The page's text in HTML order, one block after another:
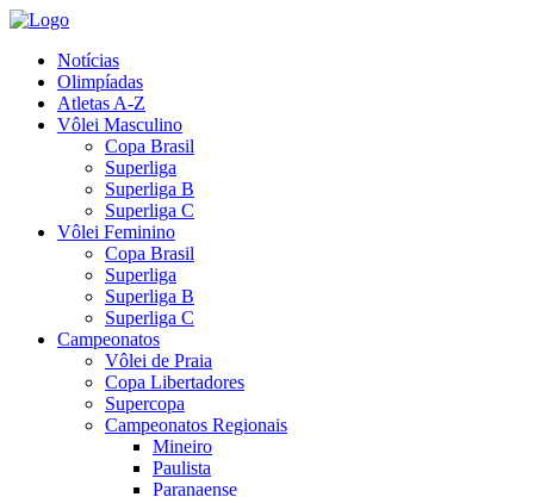
Notícias
Olimpíadas
Atletas A-Z
Vôlei Masculino
Copa Brasil
Superliga
Superliga B
Superliga C
Vôlei Feminino
Copa Brasil
Superliga
Superliga B
Superliga C
Campeonatos
Vôlei de Praia
Copa Libertadores
Supercopa
Campeonatos Regionais
Mineiro
Paulista
Paranaense